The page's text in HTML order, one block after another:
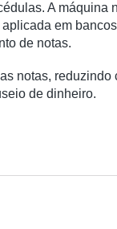
A máquina
em
de notas.
notas, reduzindo
de dinheiro.